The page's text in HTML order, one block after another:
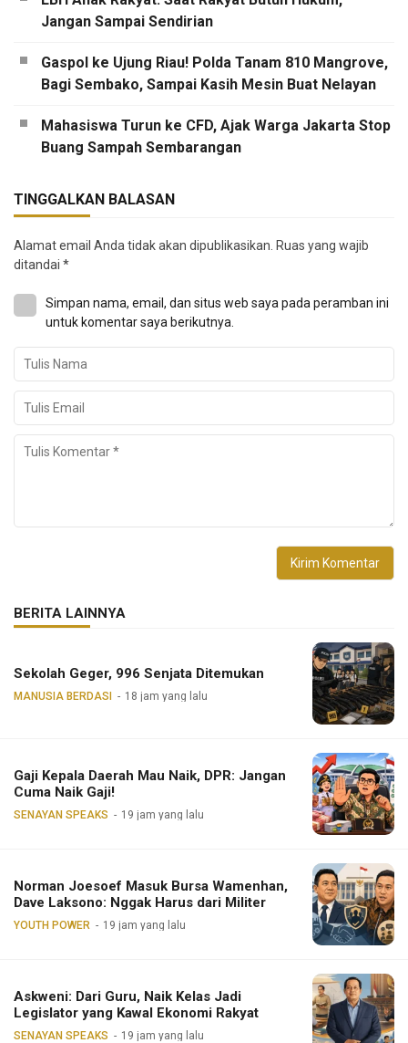
Jangan Sampai Sendirian
Gaspol ke Ujung Riau! Polda Tanam 810 Mangrove,
Bagi Sembako, Sampai Kasih Mesin Buat Nelayan
Mahasiswa Turun ke CFD, Ajak Warga Jakarta Stop
Buang Sampah Sembarangan
TINGGALKAN BALASAN
Alamat email Anda tidak akan dipublikasikan. Ruas yang wajib
ditandai *
Simpan nama, email, dan situs web saya pada peramban ini
untuk komentar saya berikutnya.
BERITA LAINNYA
Sekolah Geger, 996 Senjata Ditemukan
MANUSIA BERDASI 18 jam yang lalu
Gaji Kepala Daerah Mau Naik, DPR: Jangan
Cuma Naik Gaji!
SENAYAN SPEAKS 19 jam yang lalu
Norman Joesoef Masuk Bursa Wamenhan,
Dave Laksono: Nggak Harus dari Militer
YOUTH POWER 19 jam yang lalu
Askweni: Dari Guru, Naik Kelas Jadi
Legislator yang Kawal Ekonomi Rakyat
SENAYAN SPEAKS 19 jam yang lalu